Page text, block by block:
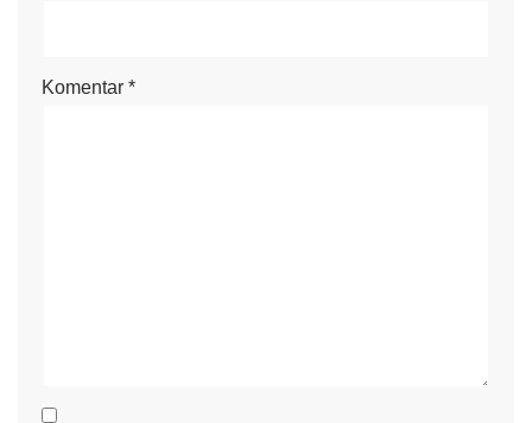
Komentar *